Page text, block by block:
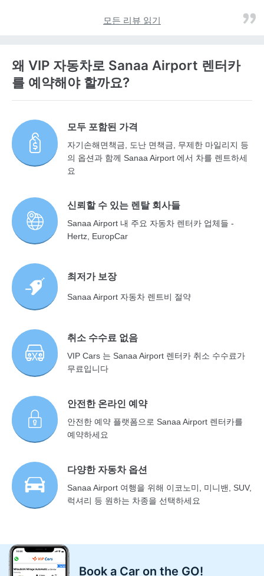
모든 리뷰 읽기
왜 VIP 자동차로 Sanaa Airport 렌터카
를 예약해야 할까요?
모두 포함된 가격
자기손해면책금, 도난 면책금, 무제한 마일리지 등
의 옵션과 함께 Sanaa Airport 에서 차를 렌트하세
요
신뢰할 수 있는 렌탈 회사들
Sanaa Airport 내 주요 자동차 렌터카 업체들 -
Hertz, EuropCar
최저가 보장
Sanaa Airport 자동차 렌트비 절약
취소 수수료 없음
VIP Cars 는 Sanaa Airport 렌터카 취소 수수료가
무료입니다
안전한 온라인 예약
안전한 예약 플랫폼으로 Sanaa Airport 렌터카를
예약하세요
다양한 자동차 옵션
Sanaa Airport 여행을 위해 이코노미, 미니밴, SUV,
럭셔리 등 원하는 차종을 선택하세요
Book a Car on the GO!